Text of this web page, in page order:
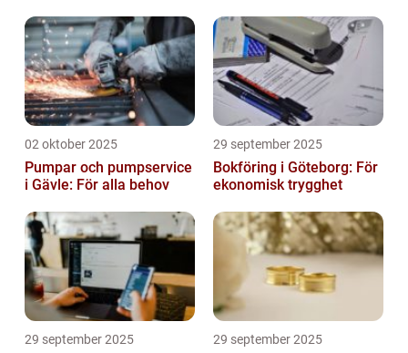
02 oktober 2025
Pumpar och pumpservice
i Gävle: För alla behov
29 september 2025
Bokföring i Göteborg: För
ekonomisk trygghet
29 september 2025 29 september 2025